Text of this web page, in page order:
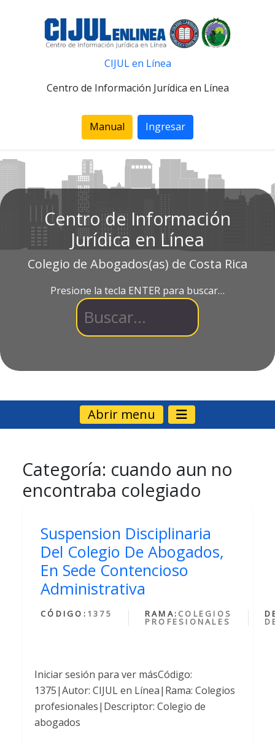
CIJUL en Línea
Centro de Información Jurídica en Línea
Manual Ingresar
Centro de Información
Jurídica en Línea
Colegio de Abogados(as) de Costa Rica
Presione la tecla ENTER para buscar…
Abrir menu
Categoría: cuando aun no
encontraba colegiado
Suspension Disciplinaria
Del Colegio De Abogados,
En Sede Contencioso
Administrativa
CÓDIGO: 1375 RAMA: COLEGIOS
PROFESIONALES
Iniciar sesión para ver másCódigo:
1375|Autor: CIJUL en Línea|Rama: Colegios
profesionales|Descriptor: Colegio de
abogados